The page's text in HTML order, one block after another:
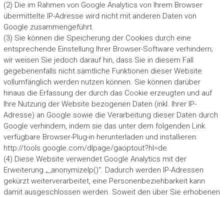
(2) Die im Rahmen von Google Analytics von Ihrem Browser
übermittelte IP-Adresse wird nicht mit anderen Daten von
Google zusammengeführt.
(3) Sie können die Speicherung der Cookies durch eine
entsprechende Einstellung Ihrer Browser-Software verhindern;
wir weisen Sie jedoch darauf hin, dass Sie in diesem Fall
gegebenenfalls nicht sämtliche Funktionen dieser Website
vollumfänglich werden nutzen können. Sie können darüber
hinaus die Erfassung der durch das Cookie erzeugten und auf
Ihre Nutzung der Website bezogenen Daten (inkl. Ihrer IP-
Adresse) an Google sowie die Verarbeitung dieser Daten durch
Google verhindern, indem sie das unter dem folgenden Link
verfügbare Browser-Plug-in herunterladen und installieren:
http://tools.google.com/dlpage/gaoptout?hl=de.
(4) Diese Website verwendet Google Analytics mit der
Erweiterung „_anonymizeIp()“. Dadurch werden IP-Adressen
gekürzt weiterverarbeitet, eine Personenbeziehbarkeit kann
damit ausgeschlossen werden. Soweit den über Sie erhobenen